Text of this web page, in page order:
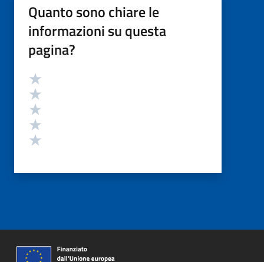
Quanto sono chiare le
informazioni su questa
pagina?
Valutazione